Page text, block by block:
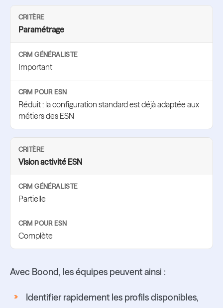
Paramétrage
Important
Réduit : la configuration standard est déjà adaptée aux
métiers des ESN
Vision activité ESN
Partielle
Complète
Avec Boond, les équipes peuvent ainsi :
Identifier rapidement les profils disponibles,